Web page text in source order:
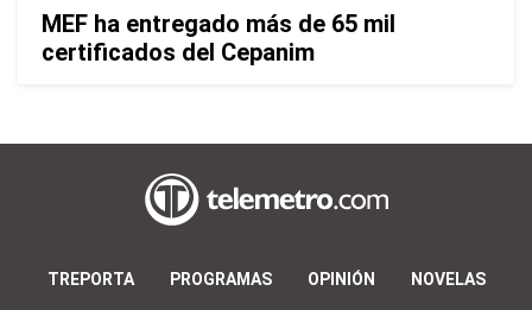
MEF ha entregado más de 65 mil
certificados del Cepanim
TREPORTA PROGRAMAS OPINIÓN NOVELAS